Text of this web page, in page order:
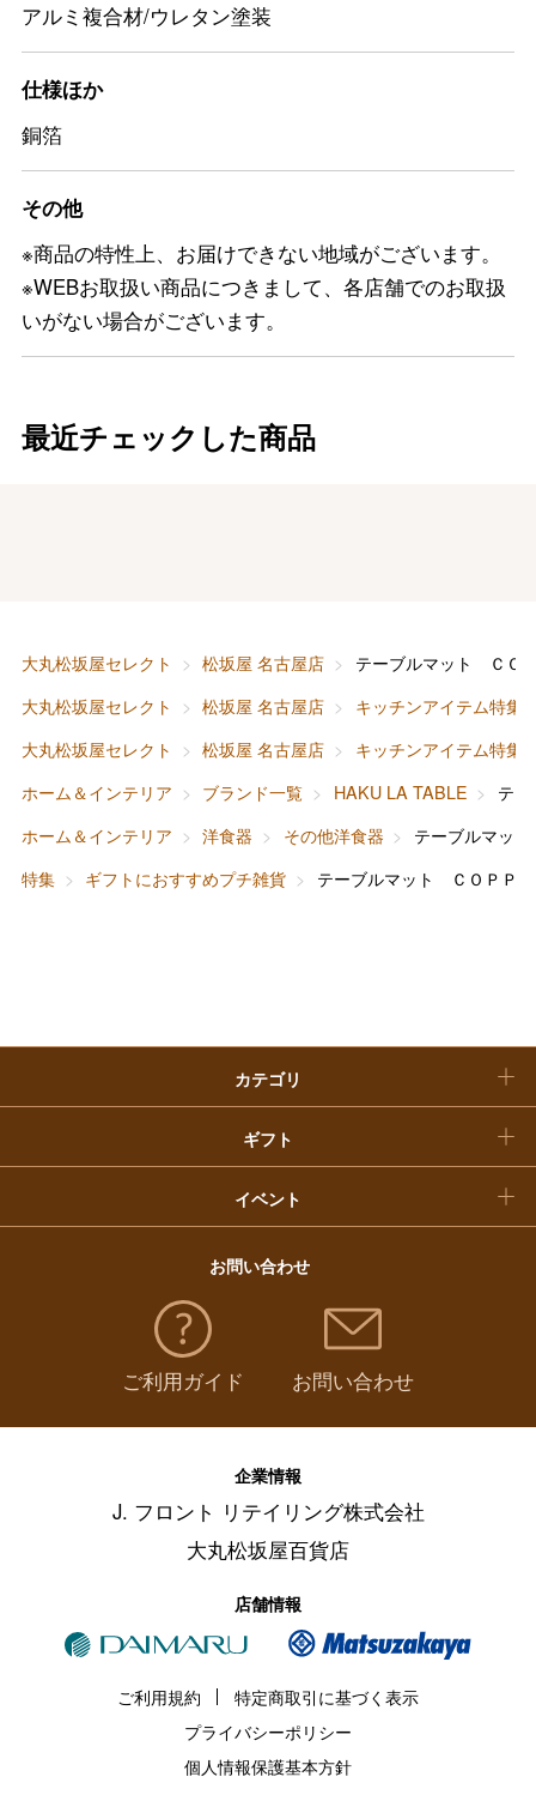
アルミ複合材/ウレタン塗装
仕様ほか
銅箔
その他
※商品の特性上、お届けできない地域がございます。
※WEBお取扱い商品につきまして、各店舗でのお取扱
いがない場合がございます。
最近チェックした商品
大丸松坂屋セレクト 松坂屋 名古屋店
テーブルマット ＣＯ
大丸松坂屋セレクト
松坂屋 名古屋店
キッチンアイテム特集
大丸松坂屋セレクト
松坂屋 名古屋店
キッチンアイテム特集
ホーム＆インテリア
ブランド一覧 HAKU LA TABLE
テ
ホーム＆インテリア
洋食器 その他洋食器
テーブルマッ
特集
ギフトにおすすめプチ雑貨 テーブルマット ＣＯＰＰ
カテゴリ
ファッション
ホーム＆インテリア
ベビー＆キッズ
ギフト
出産内祝い
結婚内祝い
お香典返し
快気祝い
イベント
母の日
父の日
お中元
敬老の日
福袋
お問い合わせ
ご利用ガイド お問い合わせ
企業情報
J. フロント リテイリング株式会社
大丸松坂屋百貨店
店舗情報
ご利用規約
特定商取引に基づく表示
プライバシーポリシー
個人情報保護基本方針